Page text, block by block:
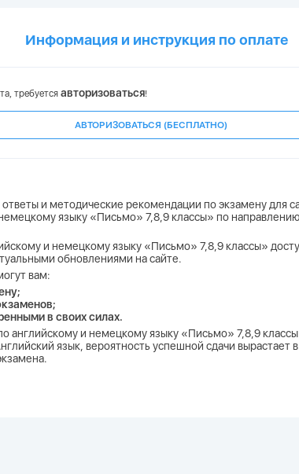
Информация и инструкция по оплате
требуется авторизоваться!
АВТОРИЗОВАТЬСЯ (БЕСПЛАТНО)
и методические рекомендации по экзамену для
языку «Письмо» 7,8,9 классы» по
и немецкому языку «Письмо» 7,8,9 классы»
обновлениями на сайте.
вам:
в своих силах.
английскому и немецкому языку «Письмо» 7,8,9
язык, вероятность успешной сдачи вырастает